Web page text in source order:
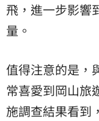
飛，進一步影響
量。
值得注意的是，
常喜愛到岡山旅
施調查結果看到